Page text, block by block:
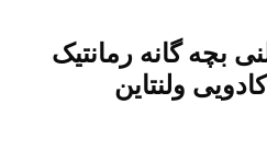
بچه گانه رمانتیک
ولنتاین